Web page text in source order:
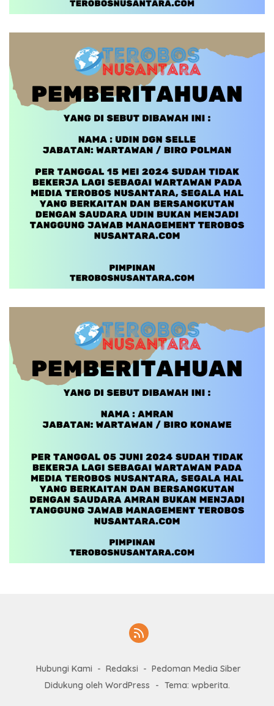
Hubungi Kami Redaksi
Pedoman Media Siber
Didukung oleh WordPress
- Tema: wpberita.